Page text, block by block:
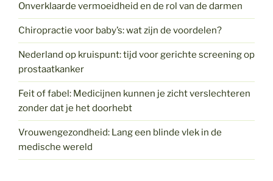
Onverklaarde vermoeidheid en de rol van de darmen
Chiropractie voor baby’s: wat zijn de voordelen?
Nederland op kruispunt: tijd voor gerichte screening op
prostaatkanker
Feit of fabel: Medicijnen kunnen je zicht verslechteren
zonder dat je het doorhebt
Vrouwengezondheid: Lang een blinde vlek in de
medische wereld